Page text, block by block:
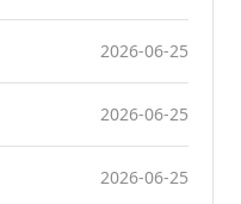
2026-06-25
2026-06-25
2026-06-25